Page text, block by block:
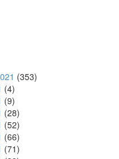
(353)
(4)
(9)
(28)
(52)
(66)
(71)